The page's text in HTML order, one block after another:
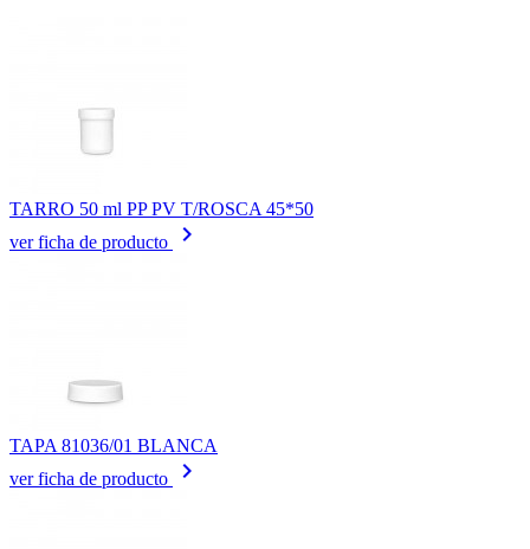
TARRO 50 ml PP PV T/ROSCA 45*50
ver ficha de producto
keyboard_arrow_right
TAPA 81036/01 BLANCA
ver ficha de producto
keyboard_arrow_right